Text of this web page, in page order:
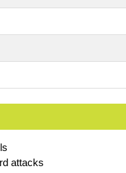
attacks